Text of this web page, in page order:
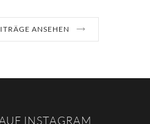
ANSEHEN
INSTAGRAM